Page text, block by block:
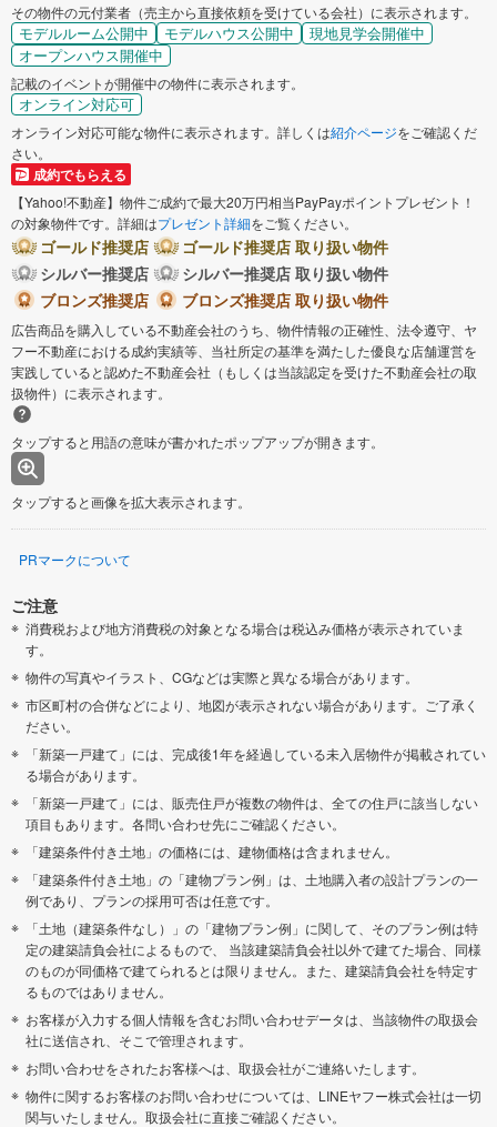
その物件の元付業者（売主から直接依頼を受けている会社）に表示されます。
モデルルーム公開中 モデルハウス公開中
現地見学会開催中
オープンハウス開催中
記載のイベントが開催中の物件に表示されます。
オンライン対応可
オンライン対応可能な物件に表示されます。詳しくは紹介ページをご確認くだ
さい。
成約でもらえる
【Yahoo!不動産】物件ご成約で最大20万円相当PayPayポイントプレゼント！
の対象物件です。詳細はプレゼント詳細をご覧ください。
ゴールド推奨店
ゴールド推奨店 取り扱い物件
シルバー推奨店
シルバー推奨店 取り扱い物件
ブロンズ推奨店
ブロンズ推奨店 取り扱い物件
広告商品を購入している不動産会社のうち、物件情報の正確性、法令遵守、ヤ
フー不動産における成約実績等、当社所定の基準を満たした優良な店舗運営を
実践していると認めた不動産会社（もしくは当該認定を受けた不動産会社の取
扱物件）に表示されます。
タップすると用語の意味が書かれたポップアップが開きます。
タップすると画像を拡大表示されます。
PRマークについて
ご注意
消費税および地方消費税の対象となる場合は税込み価格が表示されていま
す。
物件の写真やイラスト、CGなどは実際と異なる場合があります。
市区町村の合併などにより、地図が表示されない場合があります。ご了承く
ださい。
「新築一戸建て」には、完成後1年を経過している未入居物件が掲載されてい
る場合があります。
「新築一戸建て」には、販売住戸が複数の物件は、全ての住戸に該当しない
項目もあります。各問い合わせ先にご確認ください。
「建築条件付き土地」の価格には、建物価格は含まれません。
「建築条件付き土地」の「建物プラン例」は、土地購入者の設計プランの一
例であり、プランの採用可否は任意です。
「土地（建築条件なし）」の「建物プラン例」に関して、そのプラン例は特
定の建築請負会社によるもので、 当該建築請負会社以外で建てた場合、同様
のものが同価格で建てられるとは限りません。また、建築請負会社を特定す
るものではありません。
お客様が入力する個人情報を含むお問い合わせデータは、当該物件の取扱会
社に送信され、そこで管理されます。
お問い合わせをされたお客様へは、取扱会社がご連絡いたします。
物件に関するお客様のお問い合わせについては、LINEヤフー株式会社は一切
関与いたしません。取扱会社に直接ご確認ください。